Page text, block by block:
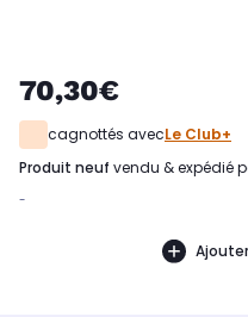
70,30€
cagnottés avecLe Club+
produit neuf vendu & expédié
-